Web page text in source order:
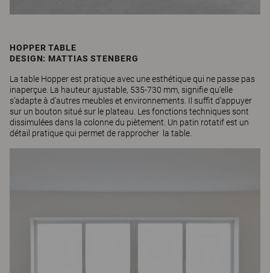
HOPPER TABLE
DESIGN: MATTIAS STENBERG
La table Hopper est pratique avec une esthétique qui ne passe pas
inaperçue. La hauteur ajustable, 535-730 mm, signifie qu’elle
s’adapte à d’autres meubles et environnements. Il suffit d’appuyer
sur un bouton situé sur le plateau. Les fonctions techniques sont
dissimulées dans la colonne du piètement. Un patin rotatif est un
détail pratique qui permet de rapprocher la table.